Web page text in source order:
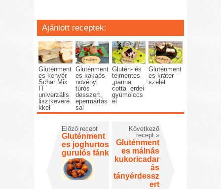
Ajánlott receptek:
Gluténment
es kenyér
Schär Mix
IT
univerzális
lisztkeveré
kkel
Gluténment
es kakaós
növényi
túrós
desszert,
epermártás
sal
Glutén- és
tejmentes
„panna
cotta” erdei
gyümölccs
el
Gluténment
es kráter
szelet
Előző recept
Gluténment
es joghurtos
gurulós fánk
Következő
recept »
Gluténment
es málnás
kukoricadar
ás
tányérdessz
ert